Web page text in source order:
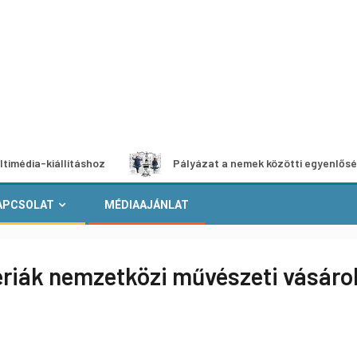
Pályázat a nemek közötti egyenlőség
MÉDIAAJÁNLAT
nemzetközi művészeti